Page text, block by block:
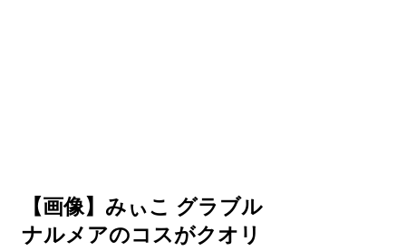
【画像】みぃこ グラブル
ナルメアのコスがクオリ